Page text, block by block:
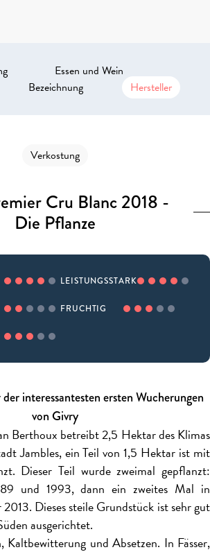
Essen und Wein
Bezeichnung Hersteller
Verkostung
Cru Blanc 2018 -
Die Pflanze
LEISTUNGSSTARK
FRUCHTIG
interessantesten ersten Wucherungen
von Givry
Berthoux betreibt 2,5 Hektar des Klimas
Jambles, ein Teil von 1,5 Hektar ist mit
Dieser Teil wurde zweimal gepflanzt:
und 1993, dann ein zweites Mal in
Dieses steile Grundstück ist sehr gut
ausgerichtet.
Kaltbewitterung und Absetzen. In Fässer,